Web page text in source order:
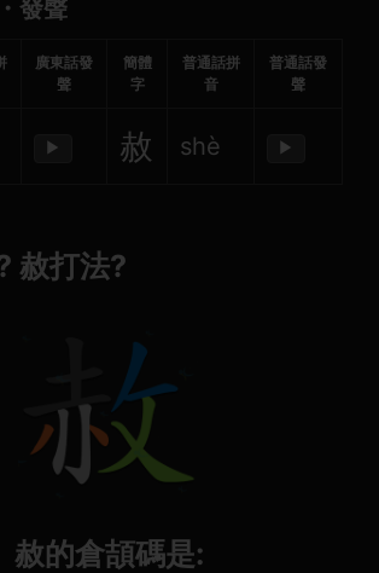
發聲
廣東話發
聲
簡體
字
普通話拼
音
普通話發
聲
▶ 赦 shè ▶
赦打法?
赦的倉頡碼是: